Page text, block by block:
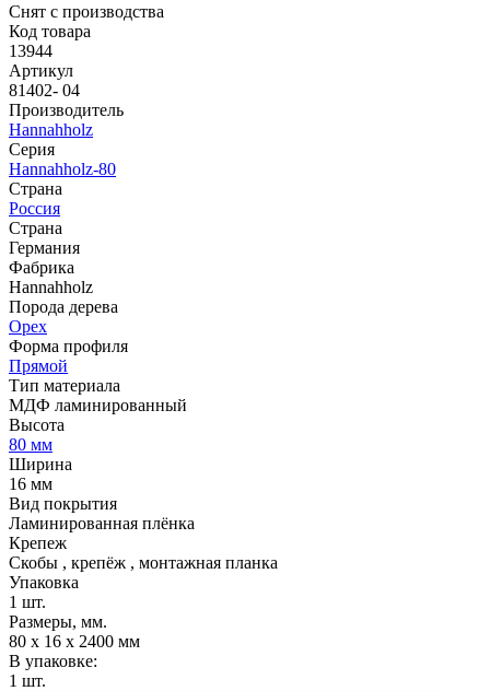
Снят с производства
Код товара
13944
Артикул
81402- 04
Производитель
Hannahholz
Серия
Hannahholz-80
Страна
Россия
Страна
Германия
Фабрика
Hannahholz
Порода дерева
Орех
Форма профиля
Прямой
Тип материала
МДФ ламинированный
Высота
80 мм
Ширина
16 мм
Вид покрытия
Ламинированная плёнка
Крепеж
Скобы , крепёж , монтажная планка
Упаковка
1 шт.
Размеры, мм.
80 х 16 х 2400 мм
В упаковке:
1 шт.